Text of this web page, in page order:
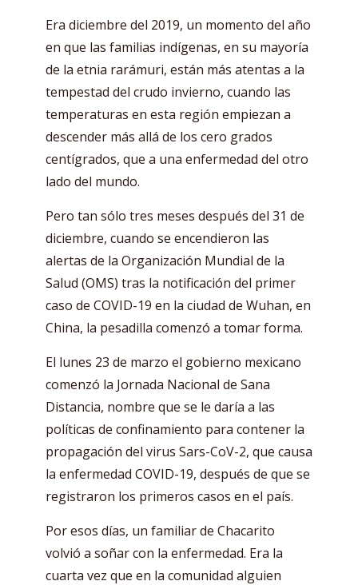
Era diciembre del 2019, un momento del año
en que las familias indígenas, en su mayoría
de la etnia rarámuri, están más atentas a la
tempestad del crudo invierno, cuando las
temperaturas en esta región empiezan a
descender más allá de los cero grados
centígrados, que a una enfermedad del otro
lado del mundo.
Pero tan sólo tres meses después del 31 de
diciembre, cuando se encendieron las
alertas de la Organización Mundial de la
Salud (OMS) tras la notificación del primer
caso de COVID-19 en la ciudad de Wuhan, en
China, la pesadilla comenzó a tomar forma.
El lunes 23 de marzo el gobierno mexicano
comenzó la Jornada Nacional de Sana
Distancia, nombre que se le daría a las
políticas de confinamiento para contener la
propagación del virus Sars-CoV-2, que causa
la enfermedad COVID-19, después de que se
registraron los primeros casos en el país.
Por esos días, un familiar de Chacarito
volvió a soñar con la enfermedad. Era la
cuarta vez que en la comunidad alguien